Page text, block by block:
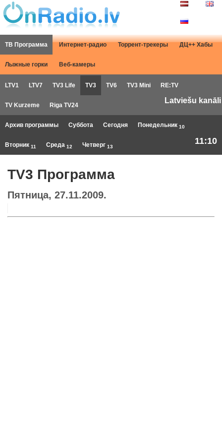
ТВ Программа Интернет-радио Торрент-трекеры ДЦ++ Хабы
Лыжные горки Веб-камеры
LTV1 LTV7 TV3 Life TV3 TV6 TV3 Mini RE:TV
TV Kurzeme Riga TV24
Latviešu kanāli
Архив программы Суббота Сегодня Понедельник 10
Вторник 11 Среда 12 Четверг 13
11:10
TV3 Программа
Пятница, 27.11.2009.